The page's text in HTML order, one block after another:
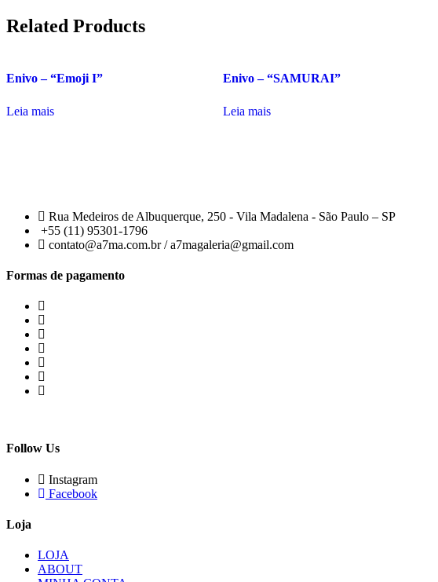
Related Products
Enivo – “Emoji I”
Leia mais
Enivo – “SAMURAI”
Leia mais
Rua Medeiros de Albuquerque, 250 - Vila Madalena - São Paulo – SP
+55 (11) 95301-1796
contato@a7ma.com.br / a7magaleria@gmail.com
Formas de pagamento
Follow Us
Instagram
Facebook
Loja
LOJA
ABOUT